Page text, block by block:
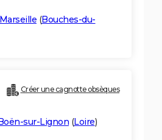
Marseille (Bouches-du-
Créer une cagnotte obsèques
sur-Lignon (Loire)